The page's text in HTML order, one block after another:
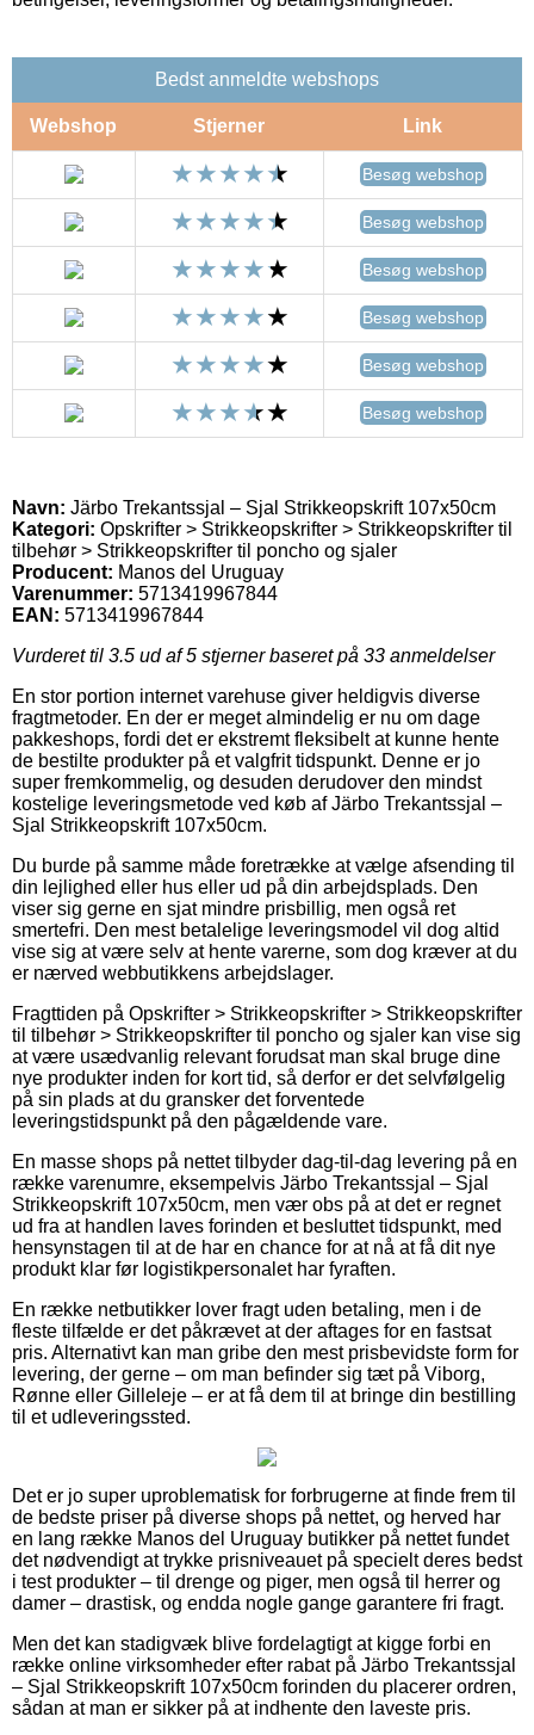
Bedst anmeldte webshops
Webshop Stjerner Link
Besøg webshop
Besøg webshop
Besøg webshop
Besøg webshop
Besøg webshop
Besøg webshop
Navn: Järbo Trekantssjal – Sjal Strikkeopskrift 107x50cm
Kategori: Opskrifter > Strikkeopskrifter > Strikkeopskrifter til
tilbehør > Strikkeopskrifter til poncho og sjaler
Producent: Manos del Uruguay
Varenummer: 5713419967844
EAN: 5713419967844
Vurderet til 3.5 ud af 5 stjerner baseret på 33 anmeldelser
En stor portion internet varehuse giver heldigvis diverse
fragtmetoder. En der er meget almindelig er nu om dage
pakkeshops, fordi det er ekstremt fleksibelt at kunne hente
de bestilte produkter på et valgfrit tidspunkt. Denne er jo
super fremkommelig, og desuden derudover den mindst
kostelige leveringsmetode ved køb af Järbo Trekantssjal –
Sjal Strikkeopskrift 107x50cm.
Du burde på samme måde foretrække at vælge afsending til
din lejlighed eller hus eller ud på din arbejdsplads. Den
viser sig gerne en sjat mindre prisbillig, men også ret
smertefri. Den mest betalelige leveringsmodel vil dog altid
vise sig at være selv at hente varerne, som dog kræver at du
er nærved webbutikkens arbejdslager.
Fragttiden på Opskrifter > Strikkeopskrifter > Strikkeopskrifter
til tilbehør > Strikkeopskrifter til poncho og sjaler kan vise sig
at være usædvanlig relevant forudsat man skal bruge dine
nye produkter inden for kort tid, så derfor er det selvfølgelig
på sin plads at du gransker det forventede
leveringstidspunkt på den pågældende vare.
En masse shops på nettet tilbyder dag-til-dag levering på en
række varenumre, eksempelvis Järbo Trekantssjal – Sjal
Strikkeopskrift 107x50cm, men vær obs på at det er regnet
ud fra at handlen laves forinden et besluttet tidspunkt, med
hensynstagen til at de har en chance for at nå at få dit nye
produkt klar før logistikpersonalet har fyraften.
En række netbutikker lover fragt uden betaling, men i de
fleste tilfælde er det påkrævet at der aftages for en fastsat
pris. Alternativt kan man gribe den mest prisbevidste form for
levering, der gerne – om man befinder sig tæt på Viborg,
Rønne eller Gilleleje – er at få dem til at bringe din bestilling
til et udleveringssted.
Det er jo super uproblematisk for forbrugerne at finde frem til
de bedste priser på diverse shops på nettet, og herved har
en lang række Manos del Uruguay butikker på nettet fundet
det nødvendigt at trykke prisniveauet på specielt deres bedst
i test produkter – til drenge og piger, men også til herrer og
damer – drastisk, og endda nogle gange garantere fri fragt.
Men det kan stadigvæk blive fordelagtigt at kigge forbi en
række online virksomheder efter rabat på Järbo Trekantssjal
– Sjal Strikkeopskrift 107x50cm forinden du placerer ordren,
sådan at man er sikker på at indhente den laveste pris.